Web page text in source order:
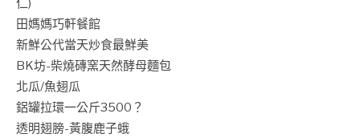
仁)
田媽媽巧軒餐館
新鮮公代當天炒食最鮮美
BK坊-柴燒磚窯天然酵母麵包
北瓜/魚翅瓜
鋁罐拉環一公斤3500？
透明翅膀-黃腹鹿子蛾